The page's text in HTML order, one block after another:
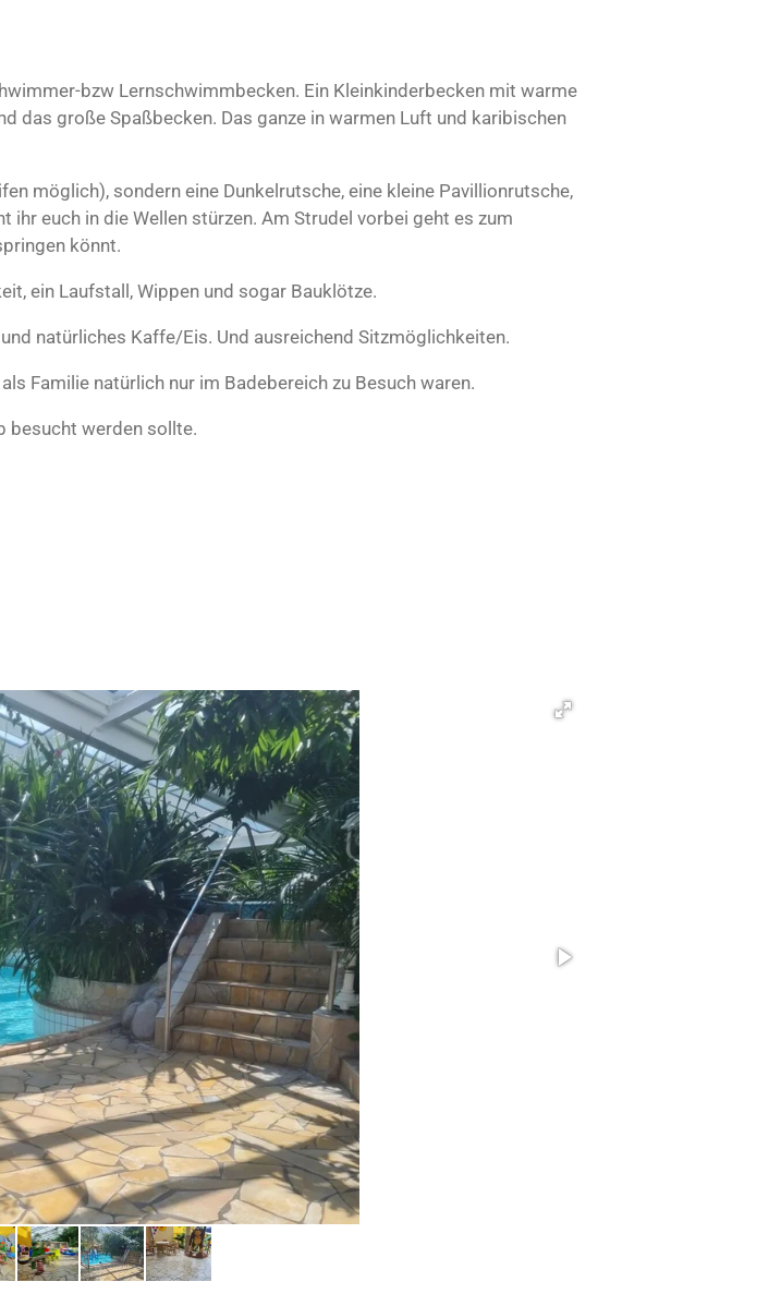
bzw Lernschwimmbecken. Ein Kleinkinderbecken mit warme
das große Spaßbecken. Das ganze in warmen Luft und karibischen
möglich), sondern eine Dunkelrutsche, eine kleine Pavillionrutsche,
euch in die Wellen stürzen. Am Strudel vorbei geht es zum
könnt.
ein Laufstall, Wippen und sogar Bauklötze.
natürliches Kaffe/Eis. Und ausreichend Sitzmöglichkeiten.
Familie natürlich nur im Badebereich zu Besuch waren.
besucht werden sollte.